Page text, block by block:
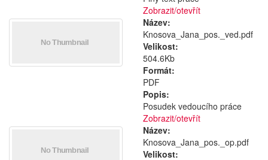
Zobrazit/otevřít
Název:
Knosova_Jana_pos._ved.pdf
Velikost:
504.6Kb
Formát:
PDF
Popis:
Posudek vedoucího práce
Zobrazit/otevřít
Název:
Knosova_Jana_pos._op.pdf
Velikost: